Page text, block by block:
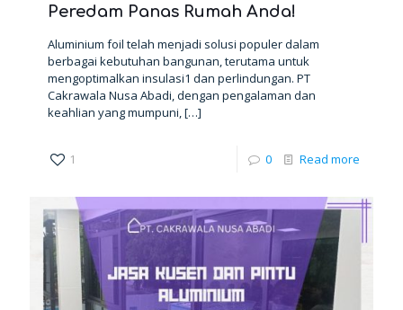
Peredam Panas Rumah Anda!
Aluminium foil telah menjadi solusi populer dalam
berbagai kebutuhan bangunan, terutama untuk
mengoptimalkan insulasi1 dan perlindungan. PT
Cakrawala Nusa Abadi, dengan pengalaman dan
keahlian yang mumpuni,[…]
1 0 Read more